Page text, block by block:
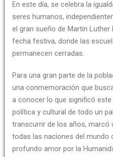
En este día, se celebra la
seres humanos,
el gran sueño de Martin Luther
fecha festiva, donde las
permanecen cerradas.
Para una gran parte de la
una conmemoración que
a conocer lo que significó este
política y cultural de todo un
transcurrir de los años, marcó
todas las naciones del mundo
profundo amor por la